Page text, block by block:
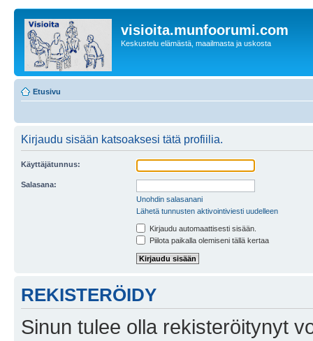
visioita.munfoorumi.com
Keskustelu elämästä, maailmasta ja uskosta
Etusivu
Kirjaudu sisään katsoaksesi tätä profiilia.
Käyttäjätunnus:
Salasana:
Unohdin salasanani
Lähetä tunnusten aktivointiviesti uudelleen
Kirjaudu automaattisesti sisään.
Piilota paikalla olemiseni tällä kertaa
REKISTERÖIDY
Sinun tulee olla rekisteröitynyt